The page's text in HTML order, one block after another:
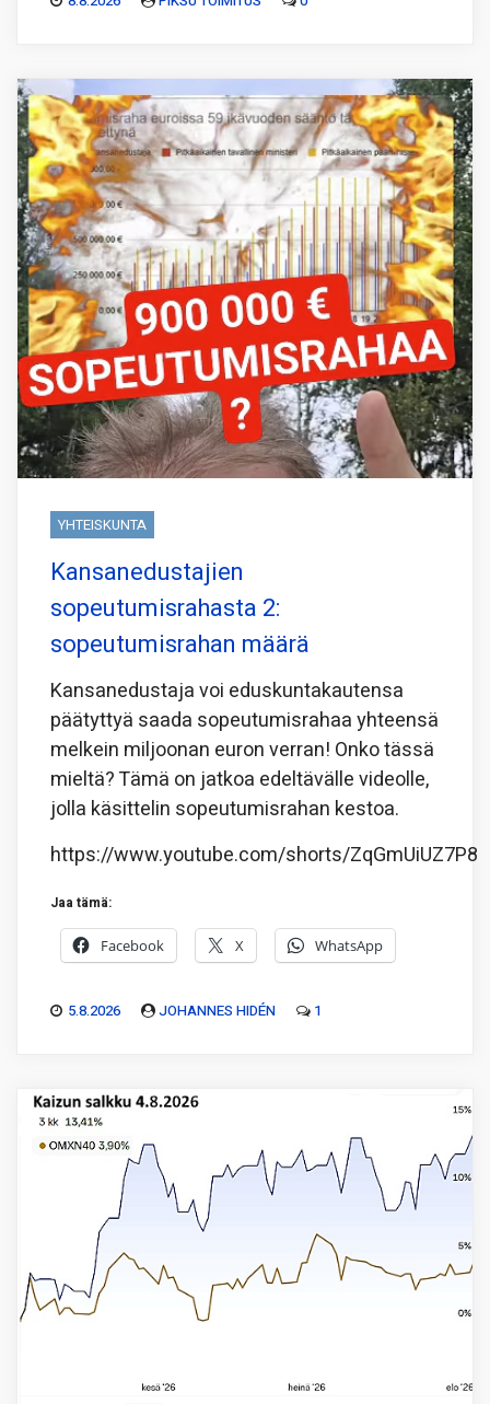
YHTEISKUNTA
Kansanedustajien
sopeutumisrahasta 2:
sopeutumisrahan määrä
Kansanedustaja voi eduskuntakautensa
päätyttyä saada sopeutumisrahaa yhteensä
melkein miljoonan euron verran! Onko tässä
mieltä? Tämä on jatkoa edeltävälle videolle,
jolla käsittelin sopeutumisrahan kestoa.
https://www.youtube.com/shorts/ZqGmUiUZ7P8
Jaa tämä:
Facebook X WhatsApp
5.8.2026 JOHANNES HIDÉN 1